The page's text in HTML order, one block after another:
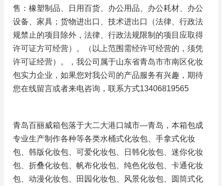
售：橡塑制品、日用百货、办公用品、办公耗材、办公
设备、家具；货物进出口、技术进出口（法律、行政法
规禁止的项目除外，法律、行政法规限制的项目应取得
许可证方可经营）。（以上范围需经许可经营的，须凭
许可证经营）。，我公司属于山东省青岛市市南区化妆
包实力企业，如果您对我公司的产品服务有兴趣，期待
您在线留言或者来电咨询，联系方式13406819565
青岛百丽威箱包落于大二大港口城市—青岛，本箱包成
专业生产制作各种等各类水桶式化妆包、手拿式化妆
包、韩版化妆包、可爱化妆包、日韩化妆包、迷你化妆
包、折叠化妆包、帆布化妆包、纯色化妆包、卡通化妆
包、动漫化妆包、田园化妆包、风景化妆包、圆筒式化